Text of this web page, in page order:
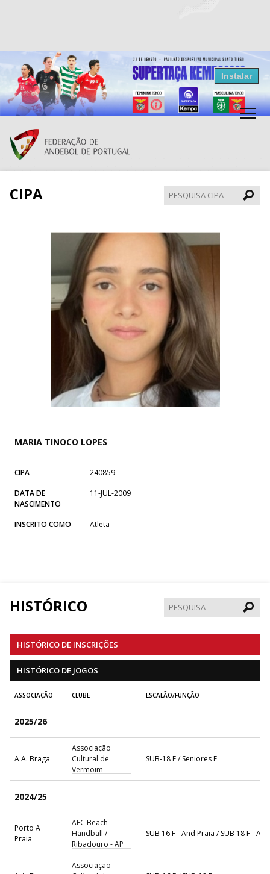
Resultados Andebol
Federação de Andebol de Portugal
Grátis - Disponivel na Play Store
Instalar
CIPA
CIPA
MARIA TINOCO LOPES
CIPA
240859
DATA DE
NASCIMENTO
11-JUL-2009
INSCRITO COMO Atleta
HISTÓRICO
HISTÓRICO DE INSCRIÇÕES
HISTÓRICO DE JOGOS
ASSOCIAÇÃO CLUBE ESCALÃO/FUNÇÃO
2025/26
A.A. Braga
Associação
Cultural de
Vermoim
SUB-18 F / Seniores F
2024/25
Porto A
Praia
AFC Beach
Handball /
Ribadouro - AP
SUB 16 F - And Praia / SUB 18 F -
Associação